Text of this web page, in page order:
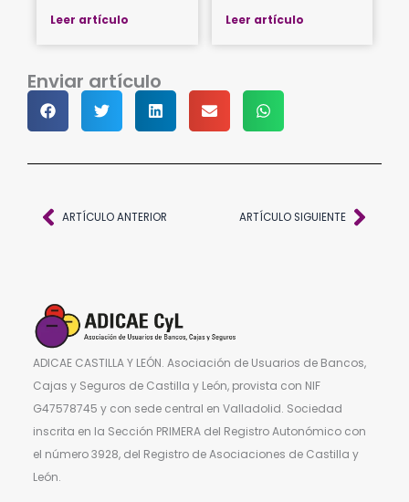
Leer artículo Leer artículo
Enviar artículo
AntARTÍCULO ANTERIOR ARTÍCULO SIGUIENTE
ADICAE CASTILLA Y LEÓN. Asociación de Usuarios de Bancos,
Cajas y Seguros de Castilla y León, provista con NIF
G47578745 y con sede central en Valladolid. Sociedad
inscrita en la Sección PRIMERA del Registro Autonómico con
el número 3928, del Registro de Asociaciones de Castilla y
León.